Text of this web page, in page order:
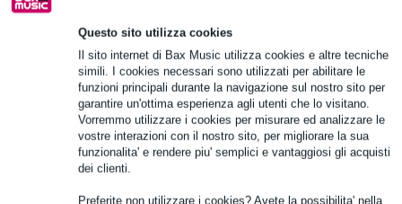
Questo sito utilizza cookies
Il sito internet di Bax Music utilizza cookies e altre tecniche
simili. I cookies necessari sono utilizzati per abilitare le
funzioni principali durante la navigazione sul nostro sito per
garantire un'ottima esperienza agli utenti che lo visitano.
Vorremmo utilizzare i cookies per misurare ed analizzare le
vostre interazioni con il nostro sito, per migliorare la sua
funzionalita' e rendere piu' semplici e vantaggiosi gli acquisti
dei clienti.
Preferite non utilizzare i cookies? Avete la possibilita' nella
Scegli adesso i 2 anni di garanzia aggiuntiva e molti altri
vantaggi!
131,45 € di premio
Informazioni sul prodotto
Compressore IGS Audio V8